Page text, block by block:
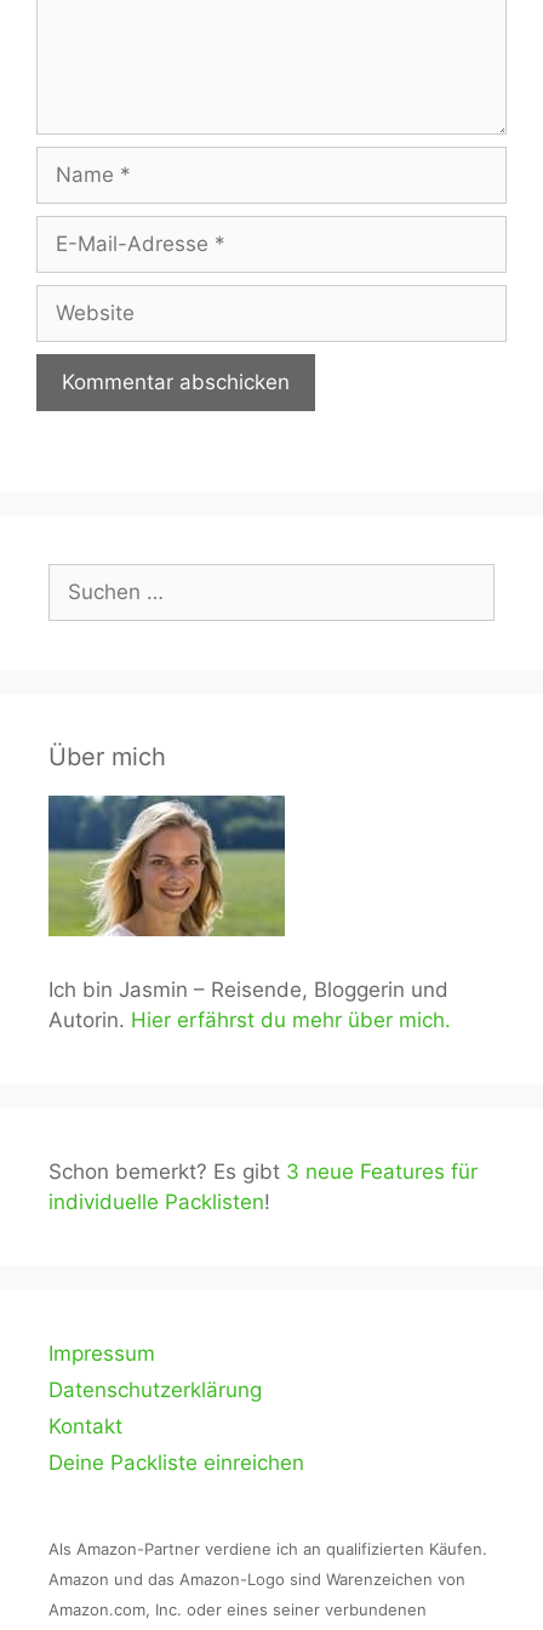
Name
Adresse
Website
nach:
Über mich
Ich bin Jasmin – Reisende, Bloggerin und
Autorin. Hier erfährst du mehr über mich.
Schon bemerkt? Es gibt 3 neue Features für
individuelle Packlisten!
Impressum
Datenschutzerklärung
Kontakt
Deine Packliste einreichen
Als Amazon-Partner verdiene ich an qualifizierten Käufen.
Amazon und das Amazon-Logo sind Warenzeichen von
Amazon.com, Inc. oder eines seiner verbundenen